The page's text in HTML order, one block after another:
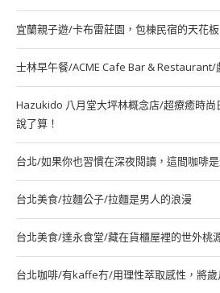
宜蘭親子遊/卡布雷莊園，包棟民宿的天花板
士林早午餐/ACME Cafe Bar & Restaurant/
Hazukido 八月堂大坪林概念店/超療癒時尚
說了算！
台北/如果你也習慣在深夜閱讀，這間咖啡
台北美食/拉麵公子/拉麵是男人的浪漫
台北美食/達永食堂/藏在貨櫃屋裡的世外桃
台北咖啡/有kaffe冇/用理性萃取感性，將